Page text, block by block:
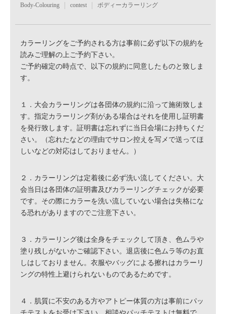
Body-Colouring
contest ボディーカラーリング
カラーリングをご予約される方は事前に必ず以下の規約を
読みご理解の上ご予約下さい。
ご予約確定の時点で、以下の規約に同意したものと致しま
す。
１．大会カラーリングは各団体の規約に沿って施術致しま
す。指定カラーリング剤がある場合はそれを使用し証明書
を発行致します。証明書は忘れずに当日会場にお持ちくだ
さい。（忘れたなどの理由でサロン控えを写メで送ってほ
しいなどの対応はしておりません。）
２．カラーリングは定着後に必ず洗い流してください。大
会当日は各団体の証明書及びカラーリングチェックが必要
です。その際にカラーを洗い流していない場合は失格にな
る恐れがありますのでご注意下さい。
３．カラーリング後は全身をチェックして頂き、色ムラや
塗り残しがないかご確認下さい。退店後に色ムラ等のお直
しはしておりません。衣服やバッグによる擦れはカラーリ
ングの特性上避けられないものであるためです。
４．肌質に不安のある方やアトピー体質の方は事前にパッ